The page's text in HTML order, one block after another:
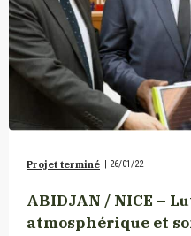
Projet terminé | 26/01/22
ABIDJAN / NICE –
atmosphérique et